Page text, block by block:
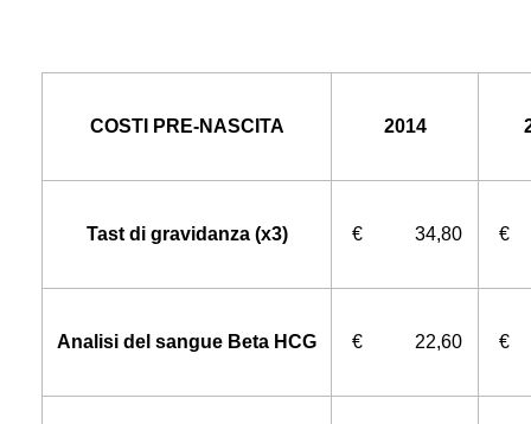
COSTI PRE-NASCITA 2014
Tast di gravidanza (x3) € 34,80 €
Analisi del sangue Beta HCG € 22,60 €